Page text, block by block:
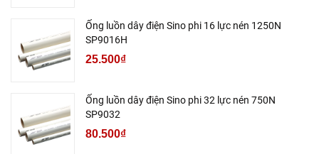
Ống luồn dây điện Sino phi 16 lực nén 1250N
SP9016H
25.500₫
Ống luồn dây điện Sino phi 32 lực nén 750N
SP9032
80.500₫